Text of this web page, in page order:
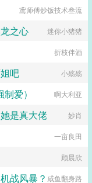
鸢师傅炒饭技术叁流
之心 迷你小猪猪
折枝伴酒
吧 小殇殇
爱） 啊大利亚
是真大佬 妙肖
一亩良田
顾晨欣
战风暴？ 咸鱼翻身路